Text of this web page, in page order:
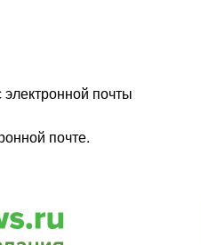
почты
почте.